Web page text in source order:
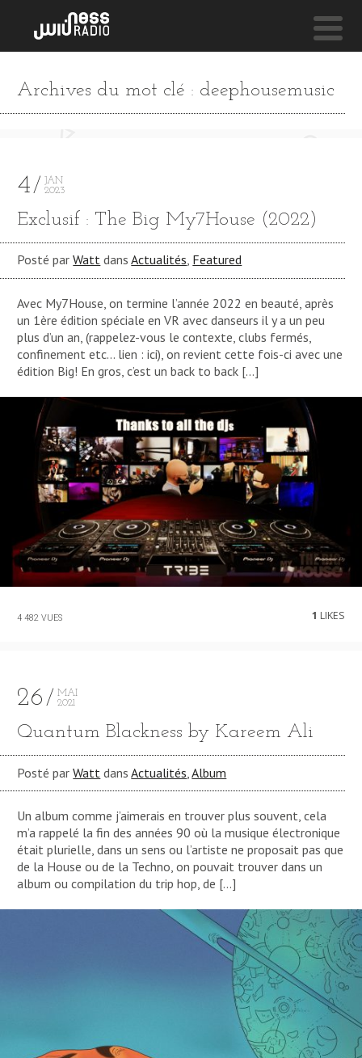
JAZZ & SHIT
NESS LIVE !
Archives du mot clé : deephousemusic
4
JAN
2023
Exclusif : The Big My7House (2022)
Posté parWatt dansActualités, Featured
Avec My7House, on termine l’année 2022 en beauté, après
un 1ère édition spéciale en VR avec danseurs il y a un peu
plus d’un an, (rappelez-vous le contexte, clubs fermés,
confinement etc… lien : ici), on revient cette fois-ci avec une
édition Big! En gros, c’est un back to back […]
4 482 VUES 1 LIKES
26
MAI
2021
Quantum Blackness by Kareem Ali
Posté parWatt dansActualités ,Album
Un album comme j’aimerais en trouver plus souvent, cela
m’a rappelé la fin des années 90 où la musique électronique
était plurielle, dans un sens ou l’artiste ne proposait pas que
de la House ou de la Techno, on pouvait trouver dans un
album ou compilation du trip hop, de […]